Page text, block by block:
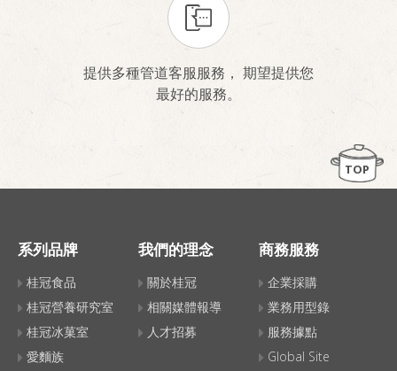
提供多種管道客服服務， 期望提供您
最好的服務。
TOP
系列品牌
桂冠食品
桂冠營養研究室
桂冠冰菓室
愛麵族
我們的理念
關於桂冠
相關媒體報導
人才招募
商務服務
企業採購
業務用型錄
服務據點
Global Site